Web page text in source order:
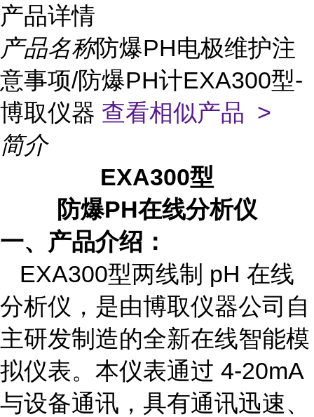
产品详情
产品名称防爆PH电极维护注
意事项/防爆PH计EXA300型-
博取仪器 查看相似产品 >
简介
EXA300型
防爆PH在线分析仪
一、产品介绍：
EXA300型两线制 pH 在线
分析仪，是由博取仪器公司自
主研发制造的全新在线智能模
拟仪表。本仪表通过 4-20mA
与设备通讯，具有通讯迅速、